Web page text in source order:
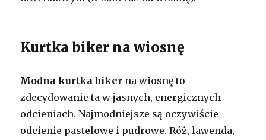
Kurtka biker na wiosnę
Modna kurtka biker na wiosnę to
zdecydowanie ta w jasnych, energicznych
odcieniach. Najmodniejsze są oczywiście
odcienie pastelowe i pudrowe. Róż, lawenda,